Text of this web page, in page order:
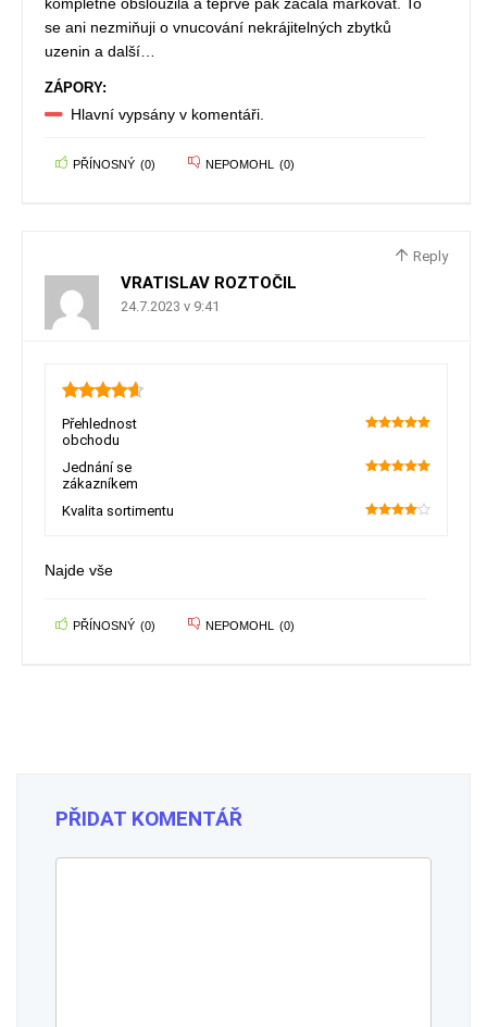
se ani nezmiňuji o vnucování nekrájitelných zbytků
uzenin a další…
ZÁPORY:
Hlavní vypsány v komentáři.
PŘÍNOSNÝ (0) NEPOMOHL (0)
Reply
VRATISLAV ROZTOČIL
24.7.2023 v 9:41
4.65
Přehlednost
obchodu
Jednání se
zákazníkem
Kvalita sortimentu
Najde vše
PŘÍNOSNÝ (0) NEPOMOHL (0)
PŘIDAT KOMENTÁŘ